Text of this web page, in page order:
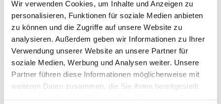
Wir verwenden Cookies, um Inhalte und Anzeigen zu
personalisieren, Funktionen für soziale Medien anbieten
zu können und die Zugriffe auf unsere Website zu
analysieren. Außerdem geben wir Informationen zu Ihrer
Verwendung unserer Website an unsere Partner für
soziale Medien, Werbung und Analysen weiter. Unsere
Partner führen diese Informationen möglicherweise mit
weiteren Daten zusammen, die Sie ihnen bereitgestellt
Verfasst von Martin Schmidt
Mehr aus dieser
Kategorie
Abgelegt unter